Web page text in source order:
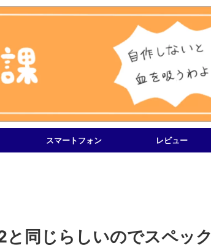
スマートフォン レビュー
と同じらしいのでスペッ